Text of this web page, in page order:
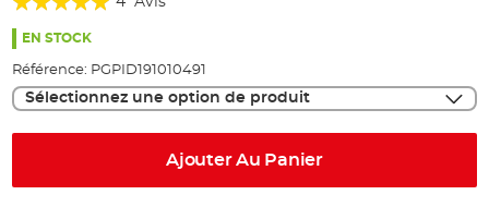
the
100%
EN STOCK
Référence: PGPID191010491
Sélectionnez une option de produit
Ajouter Au Panier